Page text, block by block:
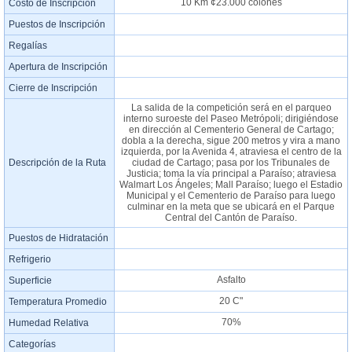
Costo de Inscripción
10 Km ¢23.000 colones
Puestos de Inscripción
Regalías
Apertura de Inscripción
Cierre de Inscripción
Descripción de la Ruta
La salida de la competición será en el parqueo
interno suroeste del Paseo Metrópoli; dirigiéndose
en dirección al Cementerio General de Cartago;
dobla a la derecha, sigue 200 metros y vira a mano
izquierda, por la Avenida 4, atraviesa el centro de la
ciudad de Cartago; pasa por los Tribunales de
Justicia; toma la vía principal a Paraíso; atraviesa
Walmart Los Ángeles; Mall Paraíso; luego el Estadio
Municipal y el Cementerio de Paraíso para luego
culminar en la meta que se ubicará en el Parque
Central del Cantón de Paraíso.
Puestos de Hidratación
Refrigerio
Superficie
Asfalto
Temperatura Promedio
20 C"
Humedad Relativa
70%
Categorías